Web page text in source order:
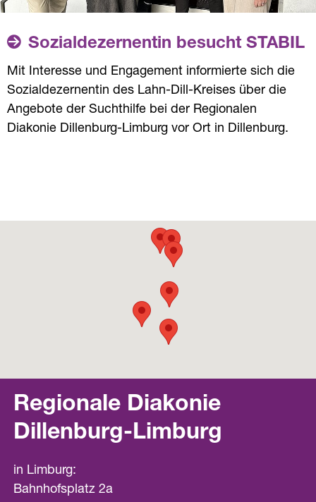
wir für die Verbesserung der Lebens- und
politische Teilhabe ein.
Unsere Angebote im Sozialraum:
i-Tüpfelchen - Begegnungsort in
Sozialdezernentin besucht STABIL
Mit Interesse und Engagement informierte sich die
Sozialdezernentin des Lahn-Dill-Kreises über die
Angebote der Suchthilfe bei der Regionalen
Diakonie Dillenburg-Limburg vor Ort in Dillenburg.
Regionale Diakonie
Dillenburg-Limburg
in Limburg:
Bahnhofsplatz 2a